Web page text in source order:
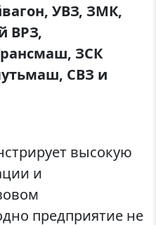
УВЗ, ЗМК,
ВРЗ,
ЗСК
СВЗ и
высокую
и
предприятие не